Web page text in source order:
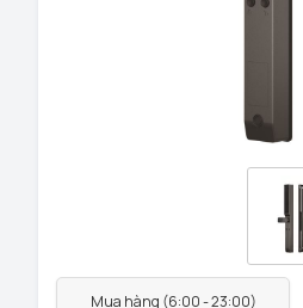
Mua hàng (6:00 - 23:00)